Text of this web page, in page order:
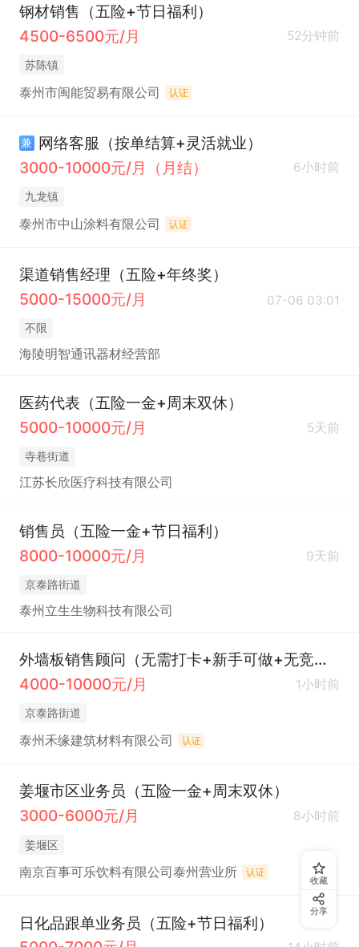
钢材销售（五险+节日福利）
4500-6500元/月
52分钟前
苏陈镇
泰州市闽能贸易有限公司 认证
兼 网络客服（按单结算+灵活就业）
3000-10000元/月（月结）
6小时前
九龙镇
泰州市中山涂料有限公司 认证
渠道销售经理（五险+年终奖）
5000-15000元/月
07-06 03:01
不限
海陵明智通讯器材经营部
医药代表（五险一金+周末双休）
5000-10000元/月
5天前
寺巷街道
江苏长欣医疗科技有限公司
销售员（五险一金+节日福利）
8000-10000元/月
9天前
京泰路街道
泰州立生生物科技有限公司
外墙板销售顾问（无需打卡+新手可做+无竞争压力）
4000-10000元/月
1小时前
京泰路街道
泰州禾缘建筑材料有限公司 认证
姜堰市区业务员（五险一金+周末双休）
3000-6000元/月
8小时前
姜堰区
南京百事可乐饮料有限公司泰州营业所 认证
日化品跟单业务员（五险+节日福利）
收藏
分享